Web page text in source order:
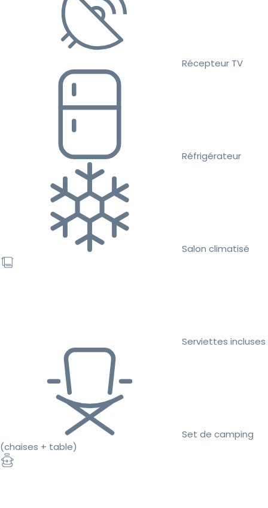
Récepteur TV
Réfrigérateur
Salon climatisé
Serviettes incluses
Set de camping
(chaises + table)